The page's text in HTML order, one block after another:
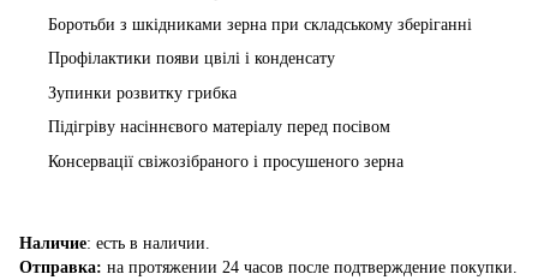
Боротьби з шкідниками зерна при складському зберіганні
Профілактики появи цвілі і конденсату
Зупинки розвитку грибка
Підігріву насіннєвого матеріалу перед посівом
Консервації свіжозібраного і просушеного зерна
Наличие: есть в наличии.
Отправка: на протяжении 24 часов после подтверждение покупки.